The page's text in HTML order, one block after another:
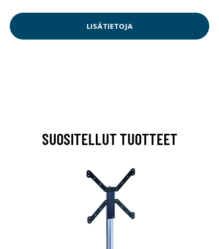
LISÄTIETOJA
SUOSITELLUT TUOTTEET